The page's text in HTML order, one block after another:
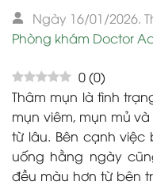
Ngày 16/01/2026.
Phòng khám Doctor
0(0)
Thâm mụn là tình
mụn viêm, mụn mủ
từ lâu. Bên cạnh
uống hằng ngày
đều màu hơn từ bên